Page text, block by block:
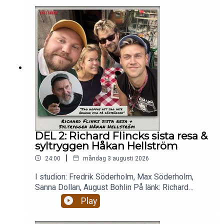
DEL 2: Richard Flincks sista resa &
syltryggen Håkan Hellström
24:00 | måndag 3 augusti 2026
I studion: Fredrik Söderholm, Max Söderholm,
Sanna Dollan, August Bohlin På länk: Richard
Flinck. Micke 💉 Richard Flink berättar om
dödsfonden och planen att avsluta sitt liv i landet
Play